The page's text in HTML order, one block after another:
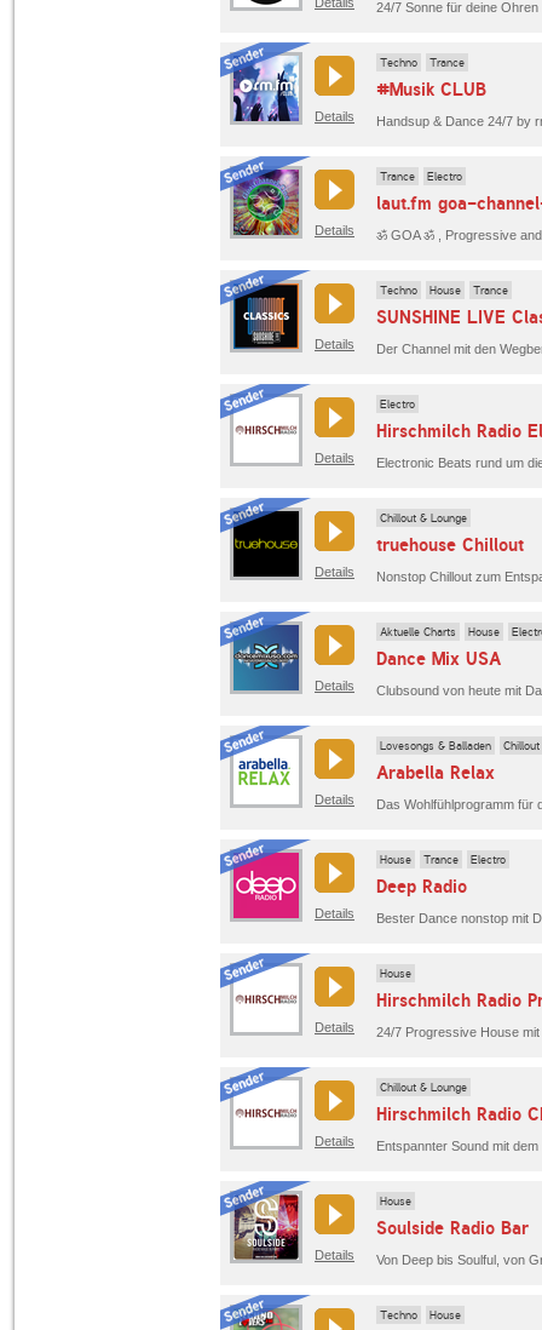
Details
Techno Trance
#Musik CLUB
Details
Trance Electro
laut.fm goa-
Details
Techno House Trance
SUNSHINE LIVE
Details
Electro
Hirschmilch Radio
Electronic Beats rund um
Details
Chillout & Lounge
truehouse Chillout
Nonstop Chillout zum
Details
Aktuelle Charts House
Dance Mix USA
Clubsound von heute mit
Details
Lovesongs & Balladen
Arabella Relax
Details
House Trance Electro
Deep Radio
Bester Dance nonstop mit
Details
House
Hirschmilch Radio
24/7 Progressive House
Details
Chillout & Lounge
Hirschmilch Radio
Entspannter Sound mit
Details
House
Soulside Radio Bar
Techno House